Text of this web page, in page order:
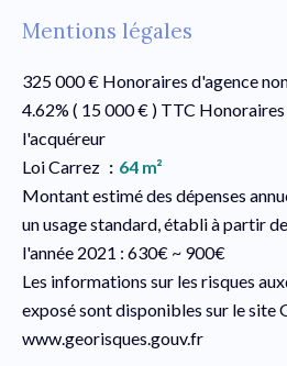
Mentions légales
325 000 € Honoraires d'agence
4.62% ( 15 000 € ) TTC Honoraires
l'acquéreur
Loi Carrez
64 m²
Montant estimé des dépenses
un usage standard, établi à partir
l'année 2021 : 630€ ~ 900€
Les informations sur les risques
exposé sont disponibles sur le site
www.georisques.gouv.fr